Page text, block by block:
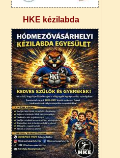
HKE kézilabda